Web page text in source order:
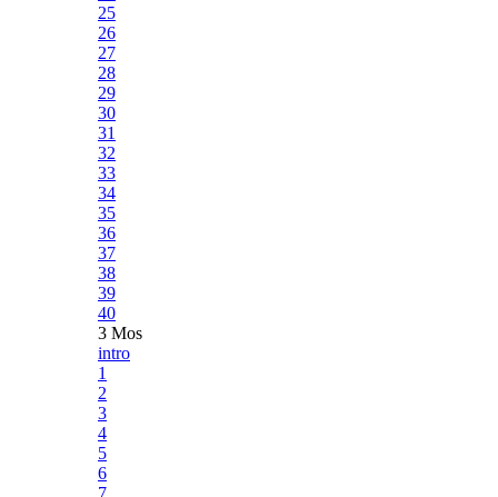
25
26
27
28
29
30
31
32
33
34
35
36
37
38
39
40
3 Mos
intro
1
2
3
4
5
6
7